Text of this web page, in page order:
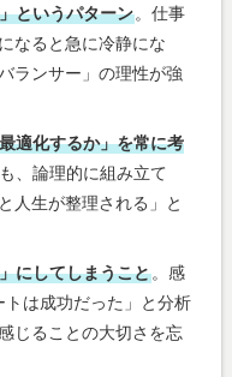
というパターン。仕事
なると急に冷静にな
ランサー」の理性が強
適化するか」を常に考
、論理的に組み立て
人生が整理される」と
にしてしまうこと。感
は成功だった」と分析
じることの大切さを忘